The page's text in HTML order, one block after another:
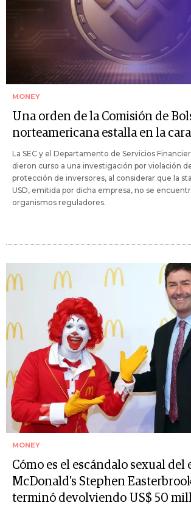
MONEY
Una orden de la Comisión de
norteamericana estalla en la
La SEC y el Departamento de Servicios
dieron curso a una investigación por violación
protección de inversores, al considerar que la
USD, emitida por dicha empresa, no se
organismos reguladores.
MONEY
Cómo es el escándalo sexual del
McDonald's Stephen
terminó devolviendo US$ 50